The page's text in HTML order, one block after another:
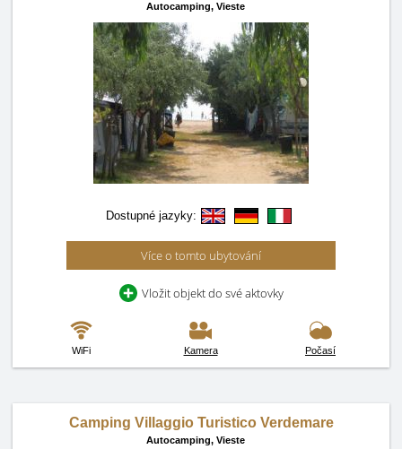
Autocamping, Vieste
Dostupné jazyky:
Více o tomto ubytování
Vložit objekt do své aktovky
WiFi Kamera Počasí
Camping Villaggio Turistico Verdemare
Autocamping, Vieste